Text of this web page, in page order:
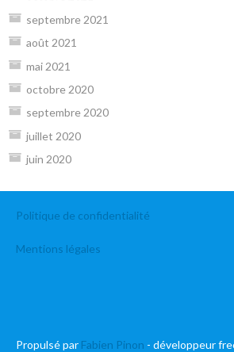
septembre 2021
août 2021
mai 2021
octobre 2020
septembre 2020
juillet 2020
juin 2020
Politique de confidentialité
Mentions légales
Propulsé par Fabien Pinon - développeur